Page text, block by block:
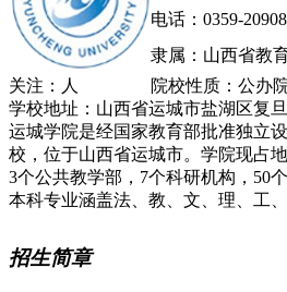
电话：0359-
隶属：山西省教
关注： 人
院校性质：公办
学校地址：山西省运城市盐湖区复
运城学院是经国家教育部批准独立
校，位于山西省运城市。学院现占
3个公共教学部，7个科研机构，50
本科专业涵盖法、教、文、理、工
招生简章